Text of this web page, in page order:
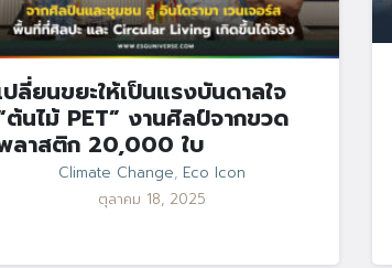
ปลี่ยนขยะให้เป็นแรงบันดาลใจ
ต้นไม้ PET” งานศิลป์จากขวด
ลาสติก 20,000 ใบ
Climate Change, Eco Icon
ตุลาคม 18, 2025